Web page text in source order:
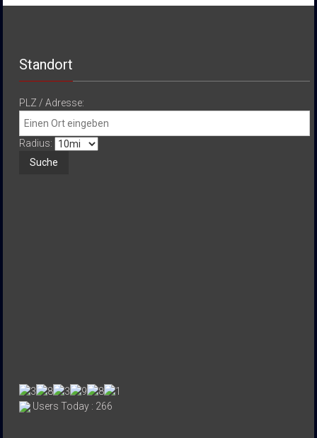
Standort
PLZ / Adresse:
Radius:
Users Today : 266